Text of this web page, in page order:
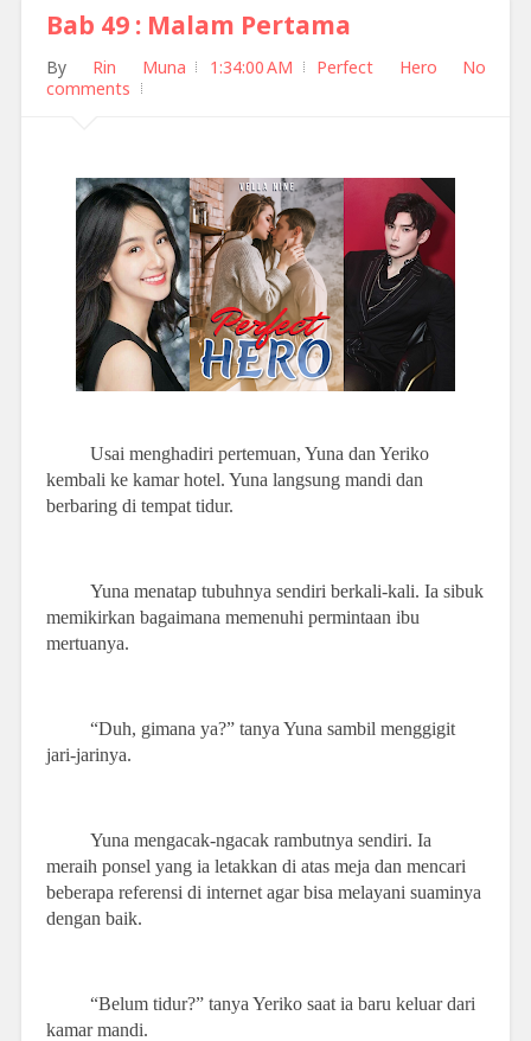
Bab 49 : Malam Pertama
By Rin Muna 1:34:00 AM Perfect Hero
No
comments
Usai menghadiri pertemuan, Yuna dan Yeriko
kembali ke kamar hotel. Yuna langsung mandi dan
berbaring di tempat tidur.
Yuna menatap tubuhnya sendiri berkali-kali. Ia sibuk
memikirkan bagaimana memenuhi permintaan ibu
mertuanya.
“Duh, gimana ya?” tanya Yuna sambil menggigit
jari-jarinya.
Yuna mengacak-ngacak rambutnya sendiri. Ia
meraih ponsel yang ia letakkan di atas meja dan mencari
beberapa referensi di internet agar bisa melayani suaminya
dengan baik.
“Belum tidur?” tanya Yeriko saat ia baru keluar dari
kamar mandi.